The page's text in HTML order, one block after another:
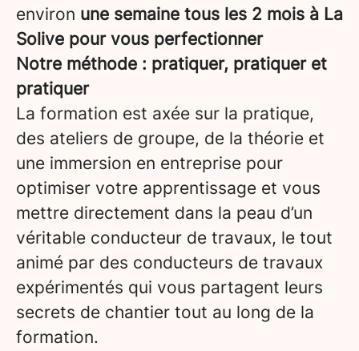
environ une semaine tous les 2 mois à La
Solive pour vous perfectionner
Notre méthode : pratiquer, pratiquer et
pratiquer
La formation est axée sur la pratique,
des ateliers de groupe, de la théorie et
une immersion en entreprise pour
optimiser votre apprentissage et vous
mettre directement dans la peau d’un
véritable conducteur de travaux, le tout
animé par des conducteurs de travaux
expérimentés qui vous partagent leurs
secrets de chantier tout au long de la
formation.